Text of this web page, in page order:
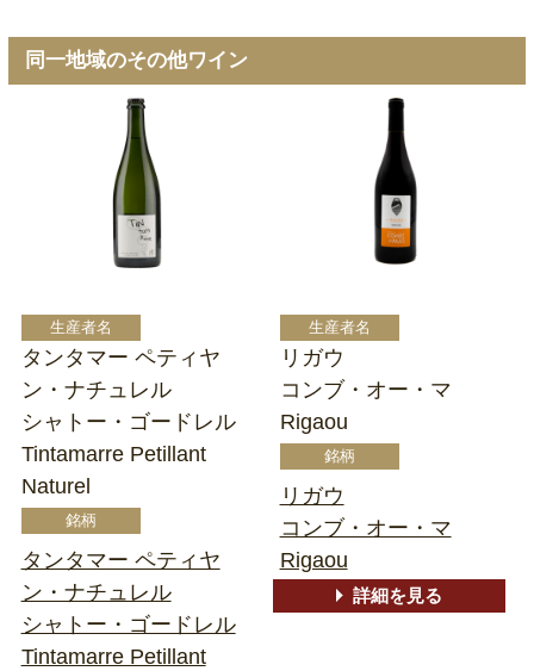
同一地域のその他ワイン
タンタマー ペティヤ
ン・ナチュレル
シャトー・ゴードレル
Tintamarre Petillant
Naturel
タンタマー ペティヤ
ン・ナチュレル
シャトー・ゴードレル
Tintamarre Petillant
リガウ
コンブ・オー・マ
Rigaou
リガウ
コンブ・オー・マ
Rigaou
詳細を見る